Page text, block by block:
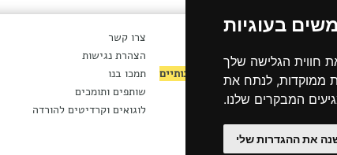
בעוגיות
חווית הגלישה שלך
ממוקדות, לנתח את
המבקרים שלנו.
את ההגדרות שלי
צרו קשר
ארכיון ניוזלטר
הצהרת נגישות
לקטורים ומנהלים אמנותיים
תמכו בנו
תנאי השימוש באתר
שותפים ותומכים
מדיניות הפרטיות לוגואים וקרדיטים להורדה